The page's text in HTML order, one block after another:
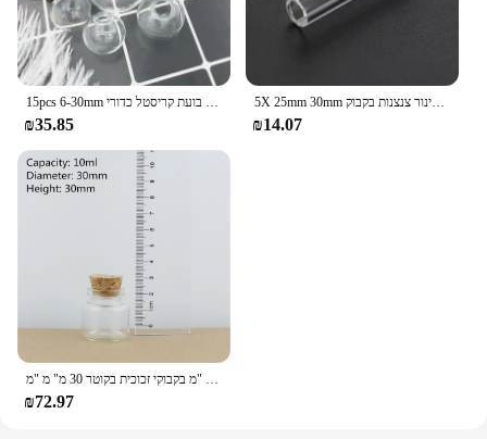
₪35.85
5X 25mm 30mm מיני שקוף מעבדה ברור זכוכית מבחנות בית ספר ציוד מעבדה, חתונה לטובת מתנה זכוכית צינור צנצנות בקבוק
₪14.07
₪72.97